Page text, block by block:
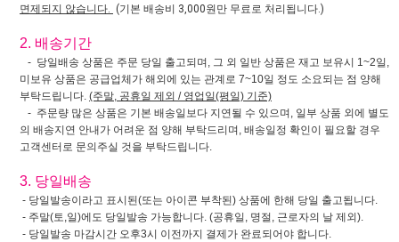
면제되지 않습니다. (기본 배송비 3,000원만 무료로 처리됩니다.)
2. 배송기간
- 당일배송 상품은 주문 당일 출고되며, 그 외 일반 상품은 재고 보유시 1~2일,
미보유 상품은 공급업체가 해외에 있는 관계로 7~10일 정도 소요되는 점 양해
부탁드립니다. (주말, 공휴일 제외 / 영업일(평일) 기준)
- 주문량 많은 상품은 기본 배송일보다 지연될 수 있으며, 일부 상품 외에 별도
의 배송지연 안내가 어려운 점 양해 부탁드리며, 배송일정 확인이 필요할 경우
고객센터로 문의주실 것을 부탁드립니다.
3. 당일배송
- 당일발송이라고 표시된(또는 아이콘 부착된) 상품에 한해 당일 출고됩니다.
- 주말(토,일)에도 당일발송 가능합니다. (공휴일, 명절, 근로자의 날 제외).
- 당일발송 마감시간 오후3시 이전까지 결제가 완료되어야 합니다.